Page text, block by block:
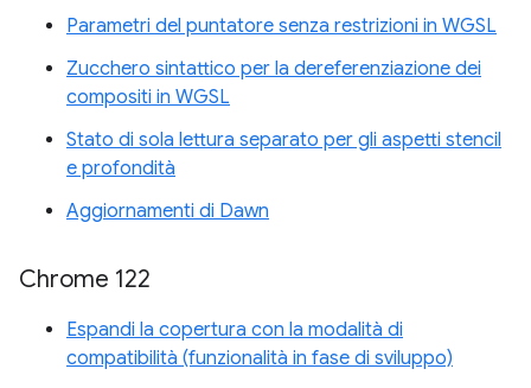
Parametri del puntatore senza restrizioni in WGSL
Zucchero sintattico per la dereferenziazione dei
compositi in WGSL
Stato di sola lettura separato per gli aspetti stencil
e profondità
Aggiornamenti di Dawn
Chrome 122
Espandi la copertura con la modalità di
compatibilità (funzionalità in fase di sviluppo)